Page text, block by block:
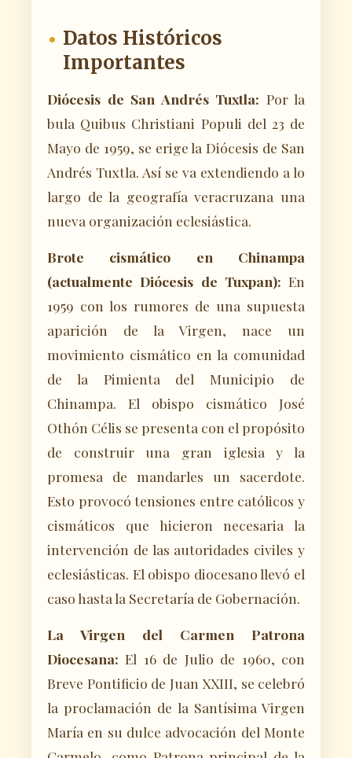
Datos Históricos
Importantes
Diócesis de San Andrés Tuxtla: Por la
bula Quibus Christiani Populi del 23 de
Mayo de 1959, se erige la Diócesis de San
Andrés Tuxtla. Así se va extendiendo a lo
largo de la geografía veracruzana una
nueva organización eclesiástica.
Brote cismático en Chinampa
(actualmente Diócesis de Tuxpan): En
1959 con los rumores de una supuesta
aparición de la Virgen, nace un
movimiento cismático en la comunidad
de la Pimienta del Municipio de
Chinampa. El obispo cismático José
Othón Célis se presenta con el propósito
de construir una gran iglesia y la
promesa de mandarles un sacerdote.
Esto provocó tensiones entre católicos y
cismáticos que hicieron necesaria la
intervención de las autoridades civiles y
eclesiásticas. El obispo diocesano llevó el
caso hasta la Secretaría de Gobernación.
La Virgen del Carmen Patrona
Diocesana: El 16 de Julio de 1960, con
Breve Pontificio de Juan XXIII, se celebró
la proclamación de la Santísima Virgen
María en su dulce advocación del Monte